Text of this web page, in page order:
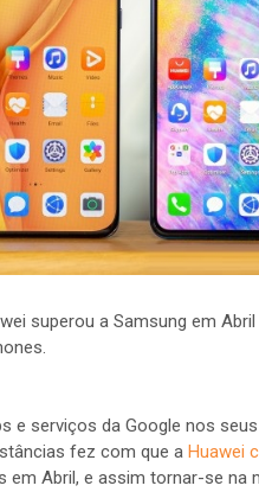
superou a Samsung em
e serviços da Google nos
fez com que a Huawei
em Abril, e assim tornar-se na